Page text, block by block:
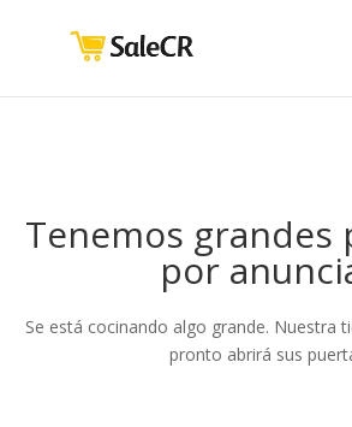
Tenemos grandes
por
Se está cocinando algo grande. Nuestra
pronto abrirá sus